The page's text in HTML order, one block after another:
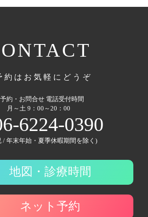
約はお気軽にどうぞ
約・お問合せ 電話受付時間
月～土 9：00～20：00
6224-0390
/ 年末年始・夏季休暇期間を除く)
地図・診療時間
ネット予約